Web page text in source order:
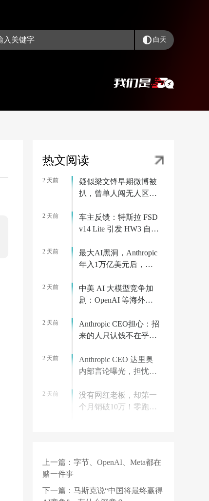
白天
热文阅读
2 天前
疑似梁文锋早期微博被
扒，曾单人闯无人区被
2 天前
车主反馈：特斯拉 FSD
v14 Lite 引发 HW3 自动
2 天前
最大AI黑洞，Anthropic
年入1万亿美元后，算
2 天前
中美 AI 大模型竞争加
剧：OpenAI 等海外巨
DeepSeek
2 天前
Anthropic CEO担心：招
来的人只认钱不在乎使
2 天前
Anthropic CEO 达里奥
内部言论曝光，担忧员
2 天前
没有网红老板，却第一
个月销破10万！零跑打
选人
2 天前
旧车残值堪比废铁，我
上一篇： 字节、OpenAI、Meta都在
赌一件事
下一篇： 马斯克说“中国将最终赢得